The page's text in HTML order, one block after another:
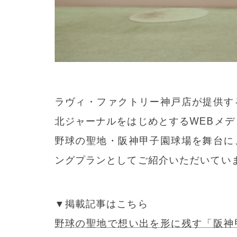
ラヴィ・ファクトリー神戸店が提供
北ジャーナルをはじめとするWEBメデ
野球の聖地・阪神甲子園球場を舞台
ングプランとしてご紹介いただいてい
▼掲載記事はこちら
野球の聖地で想い出を形に残す「阪